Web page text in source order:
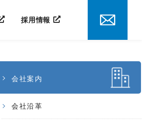
採用情報
会社案内
会社沿革